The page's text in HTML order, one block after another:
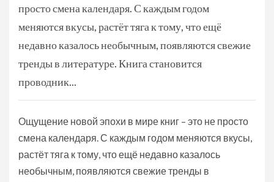
просто смена календаря. С каждым годом
меняются вкусы, растёт тяга к тому, что ещё
недавно казалось необычным, появляются свежие
тренды в литературе. Книга становится
проводник...
Ощущение новой эпохи в мире книг – это не просто
смена календаря. С каждым годом меняются вкусы,
растёт тяга к тому, что ещё недавно казалось
необычным, появляются свежие тренды в